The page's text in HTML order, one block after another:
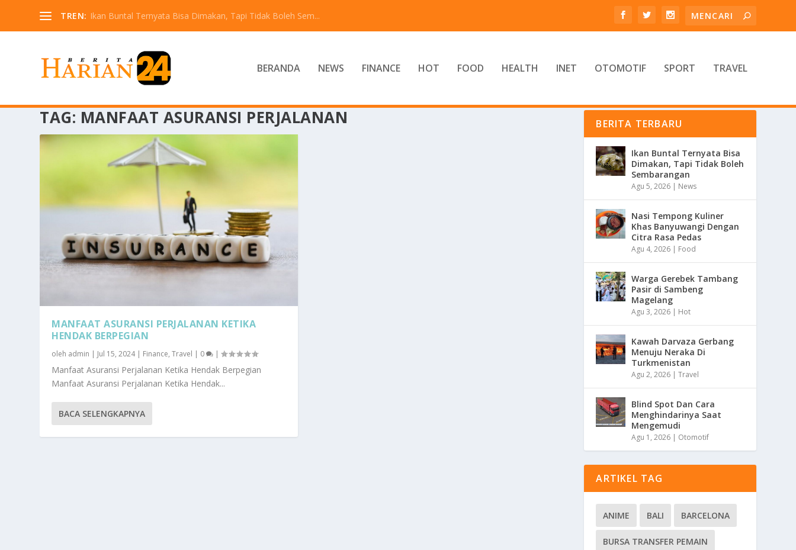
TREN: Ikan Buntal Ternyata Bisa Dimakan, Tapi Tidak Boleh Sem...
BERANDA NEWS FINANCE HOT FOOD HEALTH INET OTOMOTIF SPORT TRAVEL
TAG: MANFAAT ASURANSI PERJALANAN
MANFAAT ASURANSI PERJALANAN KETIKA
HENDAK BERPEGIAN
oleh admin | Jul 15, 2024| Finance,Travel | 0 |
Manfaat Asuransi Perjalanan Ketika Hendak Berpegian
Manfaat Asuransi Perjalanan Ketika Hendak...
BACA SELENGKAPNYA
BERITA TERBARU
Ikan Buntal Ternyata Bisa
Dimakan, Tapi Tidak Boleh
Sembarangan
Agu 5, 2026 | News
Nasi Tempong Kuliner
Khas Banyuwangi Dengan
Citra Rasa Pedas
Agu 4, 2026 | Food
Warga Gerebek Tambang
Pasir di Sambeng
Magelang
Agu 3, 2026 | Hot
Kawah Darvaza Gerbang
Menuju Neraka Di
Turkmenistan
Agu 2, 2026 |Travel
Blind Spot Dan Cara
Menghindarinya Saat
Mengemudi
Agu 1, 2026 | Otomotif
ARTIKEL TAG
ANIME BALI BARCELONA
BURSA TRANSFER PEMAIN